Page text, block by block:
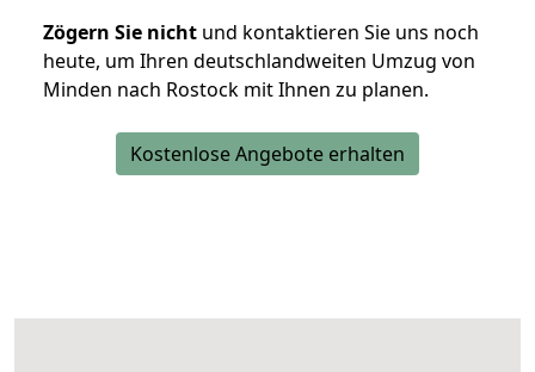
Zögern Sie nicht und kontaktieren Sie uns noch
heute, um Ihren deutschlandweiten Umzug von
Minden nach Rostock mit Ihnen zu planen.
Kostenlose Angebote erhalten